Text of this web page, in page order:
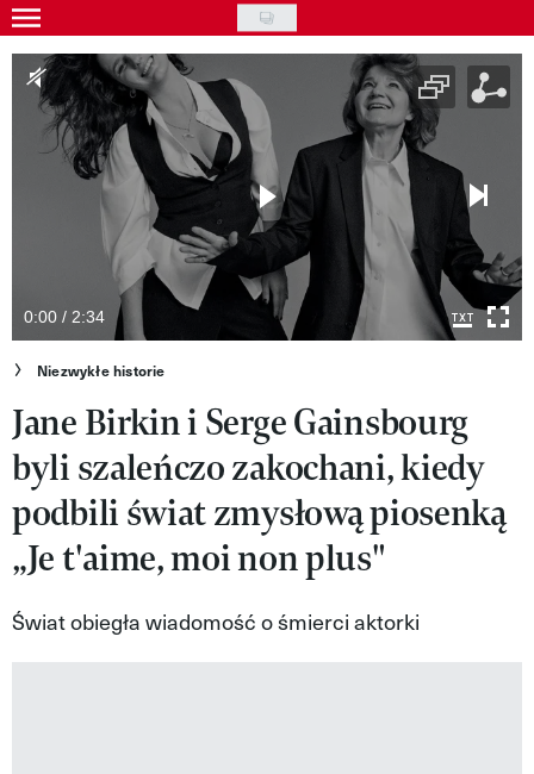
Skip
to
main
content
Gwiazdy
Ludzie
Moda
Kultura
Wideo
Nasze akcje
VIVA!ART
VIVA!MODA
VIVA!LIFESTYLE
VIVA!MAN
VIVA!PEOPLE POWER
0:00 / 2:34
Niezwykłe historie
Jane Birkin i Serge Gainsbourg
byli szaleńczo zakochani, kiedy
podbili świat zmysłową piosenką
„Je t'aime, moi non plus"
Świat obiegła wiadomość o śmierci aktorki